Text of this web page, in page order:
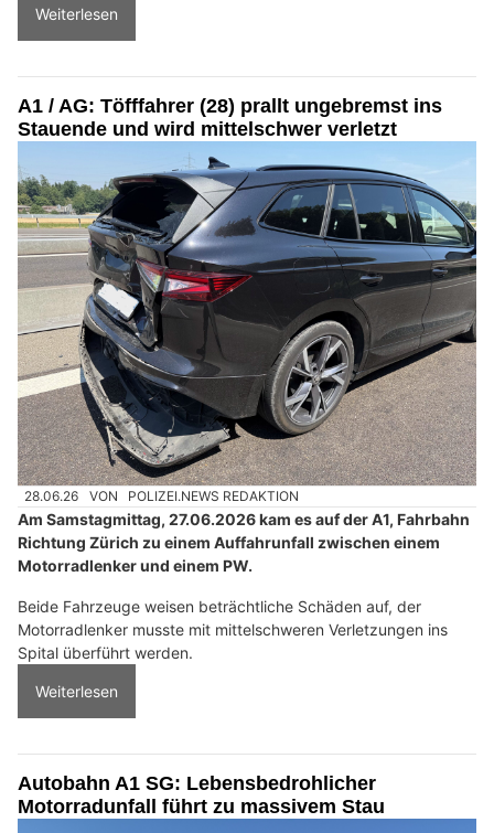
Weiterlesen
A1 / AG: Töfffahrer (28) prallt ungebremst ins
Stauende und wird mittelschwer verletzt
28.06.26 VON POLIZEI.NEWS REDAKTION
Am Samstagmittag, 27.06.2026 kam es auf der A1, Fahrbahn
Richtung Zürich zu einem Auffahrunfall zwischen einem
Motorradlenker und einem PW.
Beide Fahrzeuge weisen beträchtliche Schäden auf, der
Motorradlenker musste mit mittelschweren Verletzungen ins
Spital überführt werden.
Weiterlesen
Autobahn A1 SG: Lebensbedrohlicher
Motorradunfall führt zu massivem Stau